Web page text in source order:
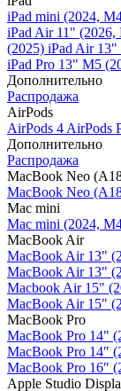
iPad mini (2024,
iPad Air 11" (2026,
(2025) iPad Air 13"
iPad Pro 13" M5
Дополнительно
Распродажа
AirPods
AirPods 4 AirPods
Дополнительно
Распродажа
MacBook Neo
MacBook Neo
Mac mini
Mac mini (2024,
MacBook Air
MacBook Air 13"
MacBook Air 13"
Macbook Air 15"
MacBook Air 15″
MacBook Pro
MacBook Pro 14"
MacBook Pro 14″
MacBook Pro 16″
Apple Studio